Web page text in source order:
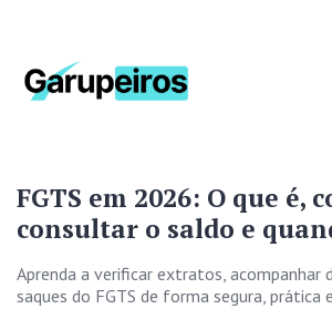
FGTS em 2026: O que é,
consultar o saldo e
Aprenda a verificar extratos, acompanhar
saques do FGTS de forma segura, prática